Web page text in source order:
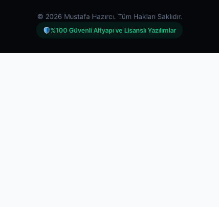
© 2026 Mustafa Hazırcı. Tüm Hakları Saklıdır.
%100 Güvenli Altyapı ve Lisanslı Yazılımlar